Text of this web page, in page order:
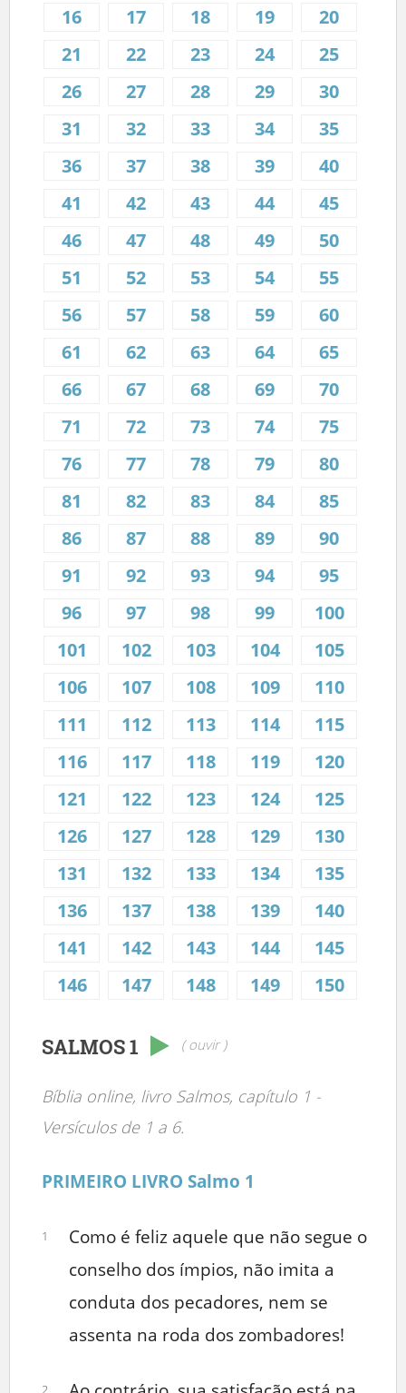
16
17 18 19
20
21
22 23 24
25
26
27 28 29
30
31
32 33 34
35
36
37 38 39
40
41
42 43 44
45
46
47 48 49
50
51
52 53 54
55
56
57 58 59
60
61
62 63 64
65
66
67 68 69
70
71
72 73 74
75
76
77 78 79
80
81
82 83 84
85
86
87 88 89
90
91
92 93 94
95
96
97 98 99
100
101
102 103 104
105
106
107 108 109
110
111
112 113 114
115
116
117 118 119
120
121
122 123 124
125
126
127 128 129
130
131
132 133 134
135
136
137 138 139
140
141
142 143 144
145
146
147 148 149 150
SALMOS 1 ( ouvir )
Bíblia online, livro Salmos, capítulo 1 -
Versículos de 1 a 6.
PRIMEIRO LIVRO Salmo 1
1
Como é feliz aquele que não segue o
conselho dos ímpios, não imita a
conduta dos pecadores, nem se
assenta na roda dos zombadores!
2